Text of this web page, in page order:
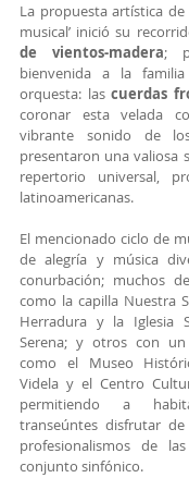
La propuesta artística de
musical’ inició su
de vientos-madera;
bienvenida a la
orquesta: las cuerdas
coronar esta velada
vibrante sonido de
presentaron una valiosa
repertorio universal,
latinoamericanas.
El mencionado ciclo de
de alegría y música
conurbación; muchos
como la capilla Nuestra
Herradura y la Iglesia
Serena; y otros con
como el Museo
Videla y el Centro
permitiendo a
transeúntes disfrutar
profesionalismos de
conjunto sinfónico.